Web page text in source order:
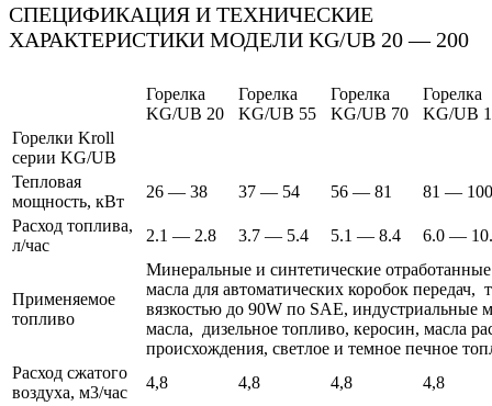
СПЕЦИФИКАЦИЯ И ТЕХНИЧЕСКИЕ
ХАРАКТЕРИСТИКИ МОДЕЛИ KG/UB 20 — 200
Горелка
KG/UB 20
Горелка
KG/UB 55
Горелка
KG/UB 70
Горелка
KG/UB
Горелки Kroll
серии KG/UB
Тепловая
мощность, кВт
26 — 38 37 — 54 56 — 81
81 — 100
Расход топлива,
л/час
2.1 — 2.8 3.7 — 5.4 5.1 — 8.4 6.0 —
Применяемое
топливо
Минеральные и синтетические
масла для автоматических коробок передач,
вязкостью до 90W по SAE, индустриальные
масла, дизельное топливо, керосин, масла
происхождения, светлое и темное печное
Расход сжатого
воздуха, м3/час
4,8 4,8 4,8
4,8